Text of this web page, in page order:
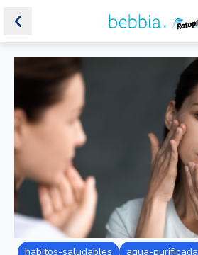
habitos-saludables
agua-purificada